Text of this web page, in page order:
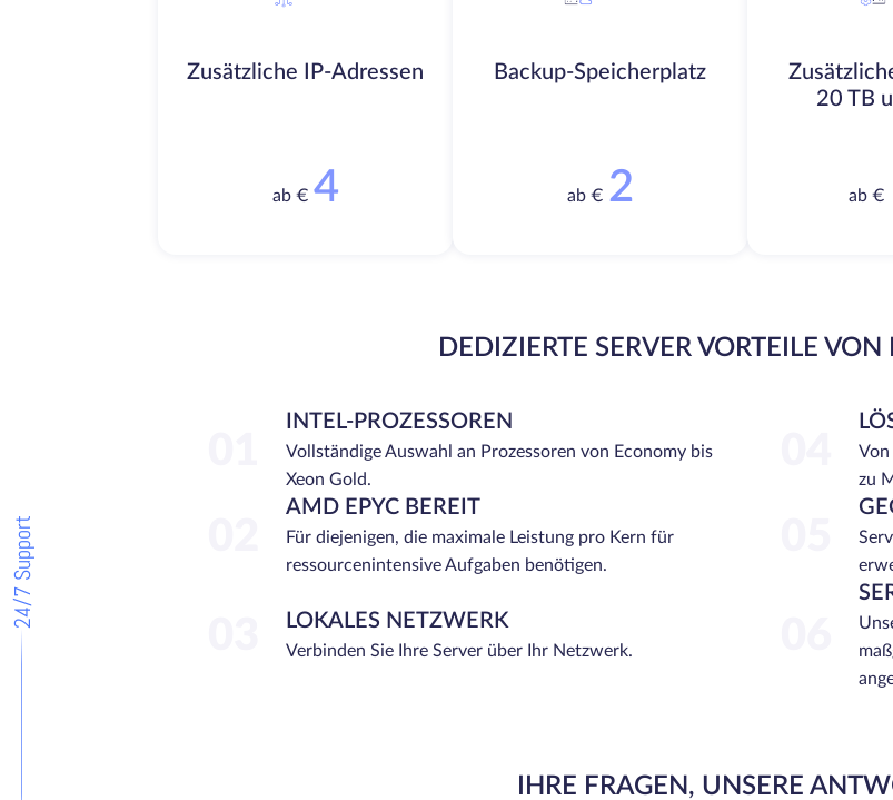
24/7 Support
Zusätzliche IP-Adressen
ab € 4
Backup-Speicherplatz
ab € 2
20 TB
ab €
DEDIZIERTE SERVER VORTEILE
INTEL-PROZESSOREN
Vollständige Auswahl an Prozessoren von Economy bis
Xeon Gold.
zu
AMD EPYC BEREIT
Für diejenigen, die maximale Leistung pro Kern für
ressourcenintensive Aufgaben benötigen.
LOKALES NETZWERK
Verbinden Sie Ihre Server über Ihr Netzwerk.
IHRE FRAGEN, UNSERE